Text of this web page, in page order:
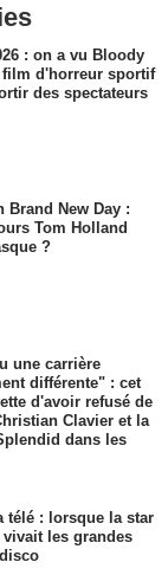
: on a vu Bloody
film d'horreur sportif
des spectateurs
Brand New Day :
Tom Holland
?
une carrière
différente" : cet
d'avoir refusé de
Clavier et la
dans les
télé : lorsque la star
vivait les grandes